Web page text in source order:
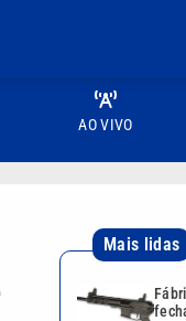
AO VIVO
Mais lidas